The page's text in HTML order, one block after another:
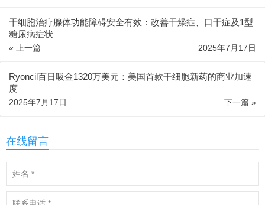
干细胞治疗腺体功能障碍安全有效：改善干燥症、口干症及1型
糖尿病症状
« 上一篇 2025年7月17日
Ryoncil百日吸金1320万美元：美国首款干细胞新药的商业加速
度
下一篇 »
2025年7月17日
在线留言